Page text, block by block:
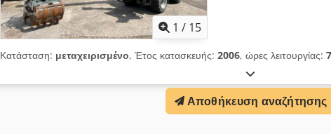
1 / 15
Κατάσταση: μεταχειρισμένο, Έτος κατασκευής: 2006, ώρες λειτουργίας:
Αποθήκευση αναζήτησης